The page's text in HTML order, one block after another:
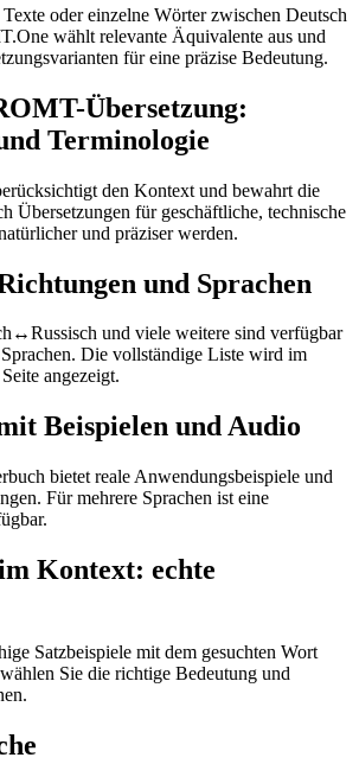
oder einzelne Wörter zwischen Deutsch
wählt relevante Äquivalente aus und
für eine präzise Bedeutung.
Übersetzung:
Terminologie
den Kontext und bewahrt die
Übersetzungen für geschäftliche, technische
und präziser werden.
und Sprachen
und viele weitere sind verfügbar
Die vollständige Liste wird im
angezeigt.
Beispielen und Audio
bietet reale Anwendungsbeispiele und
Für mehrere Sprachen ist eine
Kontext: echte
Satzbeispiele mit dem gesuchten Wort
Sie die richtige Bedeutung und